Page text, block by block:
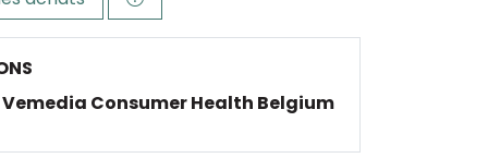
Vemedia Consumer Health Belgium